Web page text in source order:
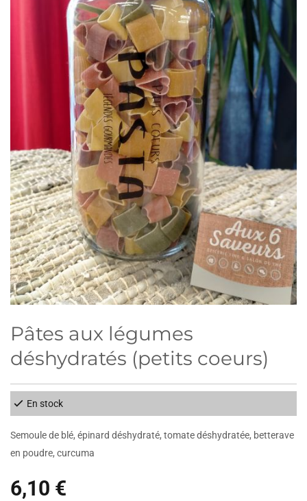
Pâtes aux légumes
déshydratés (petits coeurs)
En stock
Semoule de blé, épinard déshydraté, tomate déshydratée, betterave
en poudre, curcuma
6,10 €